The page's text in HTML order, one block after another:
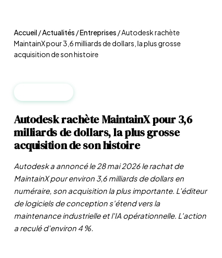
Accueil/Actualités /Entreprises /Autodesk rachète
MaintainX pour 3,6 milliards de dollars, la plus grosse
acquisition de son histoire
Autodesk rachète MaintainX pour 3,6
milliards de dollars, la plus grosse
acquisition de son histoire
Autodesk a annoncé le 28 mai 2026 le rachat de
MaintainX pour environ 3,6 milliards de dollars en
numéraire, son acquisition la plus importante. L'éditeur
de logiciels de conception s'étend vers la
maintenance industrielle et l'IA opérationnelle. L'action
a reculé d'environ 4 %.